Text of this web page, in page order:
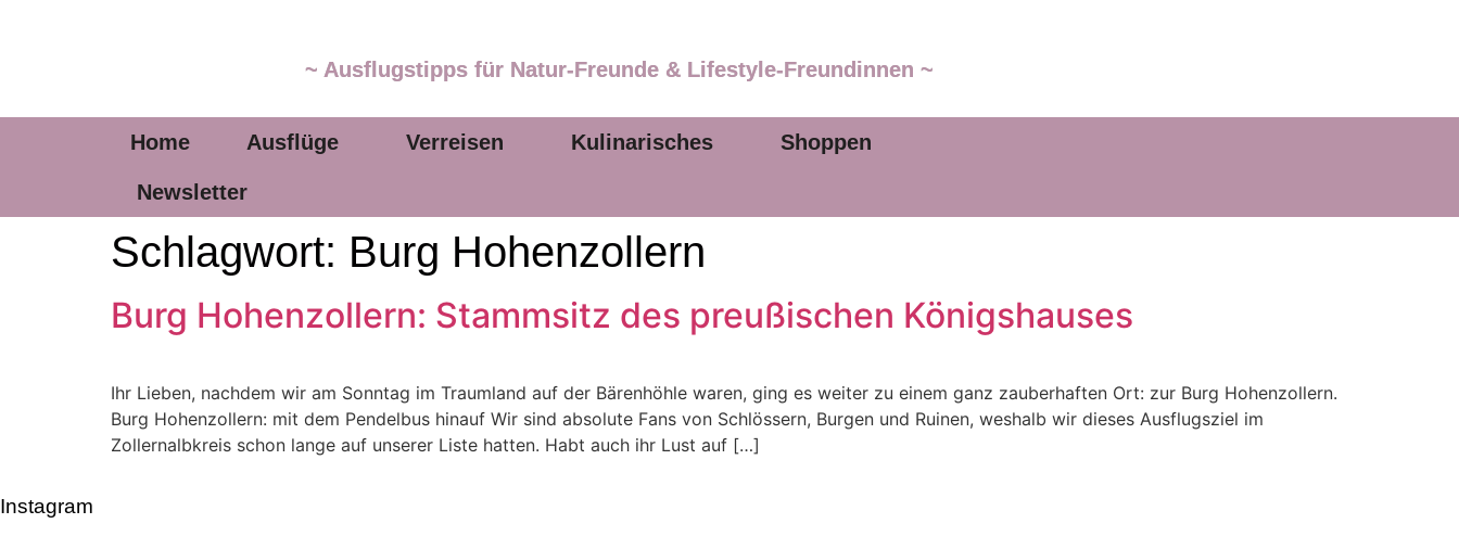
~ Ausflugstipps für Natur-Freunde & Lifestyle-Freundinnen ~
Home Ausflüge Verreisen Kulinarisches Shoppen
Newsletter
Schlagwort: Burg Hohenzollern
Burg Hohenzollern: Stammsitz des preußischen Königshauses
Ihr Lieben, nachdem wir am Sonntag im Traumland auf der Bärenhöhle waren, ging es weiter zu einem ganz zauberhaften Ort: zur Burg Hohenzollern.
Burg Hohenzollern: mit dem Pendelbus hinauf Wir sind absolute Fans von Schlössern, Burgen und Ruinen, weshalb wir dieses Ausflugsziel im
Zollernalbkreis schon lange auf unserer Liste hatten. Habt auch ihr Lust auf […]
Instagram